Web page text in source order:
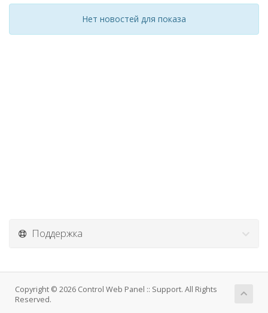
Нет новостей для показа
Поддержка
Copyright © 2026 Control Web Panel :: Support. All Rights
Reserved.